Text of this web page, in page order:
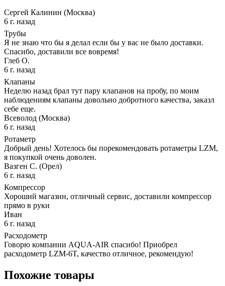
Сергей Калинин (Москва)
6 г. назад
Трубы
Я не знаю что бы я делал если бы у вас не было доставки.
Спасибо, доставили все вовремя!
Глеб О.
6 г. назад
Клапаны
Неделю назад брал тут пару клапанов на пробу, по моим
наблюдениям клапаны довольно добротного качества, заказл
себе еще.
Всеволод (Москва)
6 г. назад
Ротаметр
Добрый день! Хотелось бы порекомендовать ротаметры LZM,
я покупкой очень доволен.
Вазген С. (Орел)
6 г. назад
Компрессор
Хороший магазин, отличный сервис, доставили компрессор
прямо в руки
Иван
6 г. назад
Расходометр
Говорю компании AQUA-AIR спасибо! Приобрел
расходометр LZM-6T, качество отличное, рекомендую!
Похожие товары